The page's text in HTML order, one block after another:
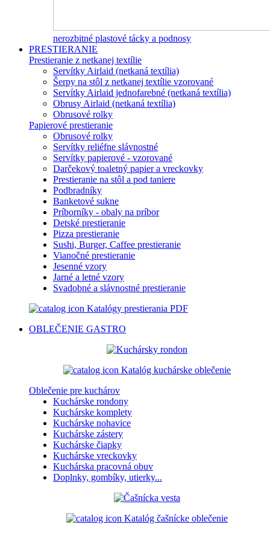
nerozbitné plastové tácky a podnosy
PRESTIERANIE
Prestieranie z netkanej textílie
Servítky Airlaid (netkaná textília)
Šerpy na stôl z netkanej textílie vzorované
Servítky Airlaid jednofarebné (netkaná textília)
Obrusy Airlaid (netkaná textília)
Obrusové rolky
Papierové prestieranie
Obrusové rolky
Servítky reliéfne slávnostné
Servítky papierové - vzorované
Darčekový toaletný papier a vreckovky
Prestieranie na stôl a pod taniere
Podbradníky
Banketové sukne
Príborníky - obaly na príbor
Detské prestieranie
Pizza prestieranie
Sushi, Burger, Caffee prestieranie
Vianočné prestieranie
Jesenné vzory
Jarné a letné vzory
Svadobné a slávnostné prestieranie
Katalógy prestierania PDF
OBLEČENIE GASTRO
Katalóg kuchárske oblečenie
Oblečenie pre kuchárov
Kuchárske rondony
Kuchárske komplety
Kuchárske nohavice
Kuchárske zástery
Kuchárske čiapky
Kuchárske vreckovky
Kuchárska pracovná obuv
Doplnky, gombíky, utierky...
Katalóg čašnícke oblečenie